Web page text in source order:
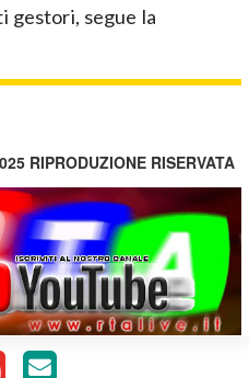
gestori, segue la
RIPRODUZIONE RISERVATA